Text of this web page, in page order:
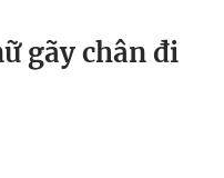
gãy chân đi